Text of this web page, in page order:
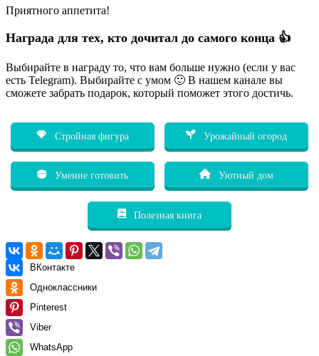
Приятного аппетита!
Награда для тех, кто дочитал до самого конца 👍
Выбирайте в награду то, что вам больше нужно (если у вас
есть Telegram). Выбирайте с умом 🙂 В нашем канале вы
сможете забрать подарок, который поможет этого достичь.
Стройная фигура Урожайный огород
Умение готовить Уютный дом
Полезная книга
ВКонтакте
Одноклассники
Pinterest
Viber
WhatsApp